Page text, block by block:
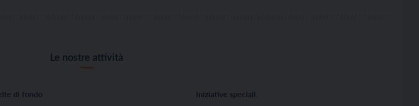
Le nostre attività
di fondo
Iniziative speciali